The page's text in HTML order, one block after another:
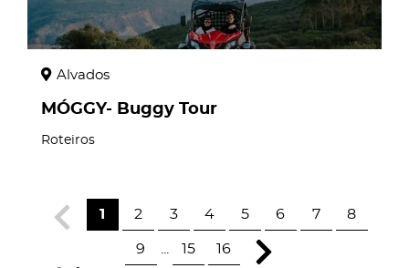
Alvados
MÓGGY- Buggy Tour
Roteiros
1 2 3 4 5 6 7 8
9 15 16